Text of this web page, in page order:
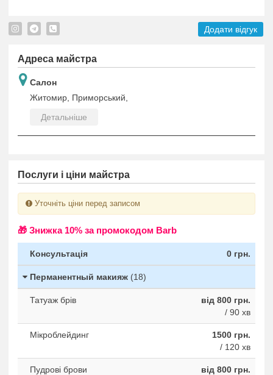
Додати відгук
Адреса майстра
Салон
Житомир, Приморський,
Детальніше
Послуги і ціни майстра
Уточніть ціни перед записом
🎁 Знижка 10% за промокодом Barb
Консультація 0 грн.
Перманентный макияж (18)
Татуаж брів
від 800 грн.
/ 90 хв
Мікроблейдинг
1500 грн.
/ 120 хв
Пудрові брови
від 800 грн.